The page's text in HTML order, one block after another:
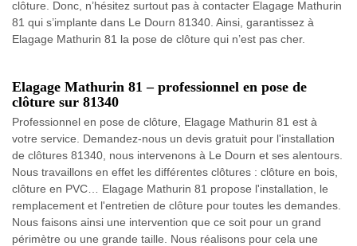
clôture. Donc, n’hésitez surtout pas à contacter Elagage Mathurin
81 qui s’implante dans Le Dourn 81340. Ainsi, garantissez à
Elagage Mathurin 81 la pose de clôture qui n’est pas cher.
Elagage Mathurin 81 – professionnel en pose de
clôture sur 81340
Professionnel en pose de clôture, Elagage Mathurin 81 est à
votre service. Demandez-nous un devis gratuit pour l'installation
de clôtures 81340, nous intervenons à Le Dourn et ses alentours.
Nous travaillons en effet les différentes clôtures : clôture en bois,
clôture en PVC… Elagage Mathurin 81 propose l'installation, le
remplacement et l'entretien de clôture pour toutes les demandes.
Nous faisons ainsi une intervention que ce soit pour un grand
périmètre ou une grande taille. Nous réalisons pour cela une